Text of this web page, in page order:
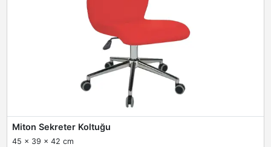
Miton Sekreter Koltuğu
45 x 39 x 42 cm